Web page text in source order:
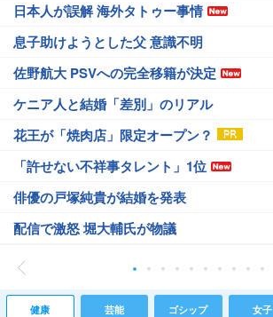
日本人が誤解 海外タトゥー事情
息子助けようとした父 意識不明
佐野航大 PSVへの完全移籍が決定
ケニア人と結婚「差別」のリアル
花王が「焼肉店」限定オープン？
「許せない不祥事タレント」1位
俳優の戸塚純貴が結婚を発表
配信で激怒 堀大輔氏が物議
健康 芸能 ゴシップ 女子